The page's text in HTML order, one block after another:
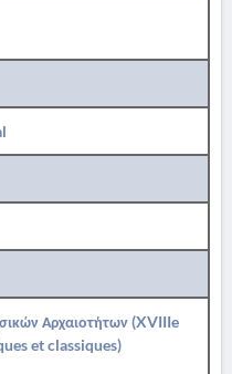
Αρχαιοτήτων (XVIIIe
et classiques)